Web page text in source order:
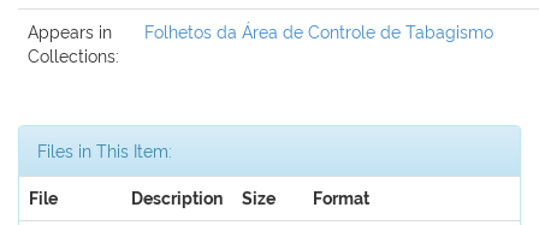
Appears in
Collections:
Folhetos da Área de Controle de Tabagismo
Files in This Item:
File Description Size Format